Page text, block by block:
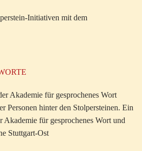
Initiativen mit dem
Akademie für gesprochenes Wort
Personen hinter den Stolpersteinen. Ein
Akademie für gesprochenes Wort und
Stuttgart-Ost